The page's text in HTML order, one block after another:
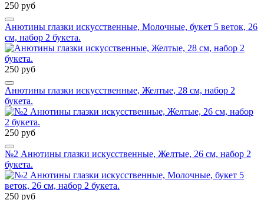
250 руб
Анютины глазки искусственные, Молочные, букет 5 веток, 26
см, набор 2 букета.
250 руб
Анютины глазки искусственные, Желтые, 28 см, набор 2
букета.
250 руб
№2 Анютины глазки искусственные, Желтые, 26 см, набор 2
букета.
250 руб